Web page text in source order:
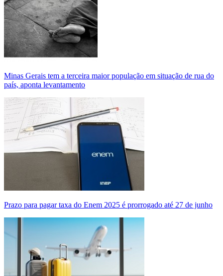
Minas Gerais tem a terceira maior população em situação de rua do
país, aponta levantamento
Prazo para pagar taxa do Enem 2025 é prorrogado até 27 de junho